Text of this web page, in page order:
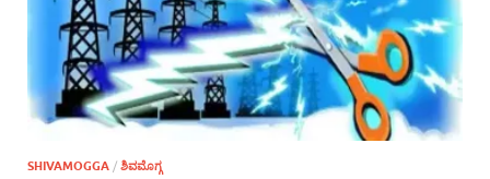
SHIVAMOGGA / ಶಿವಮೊಗ್ಗ